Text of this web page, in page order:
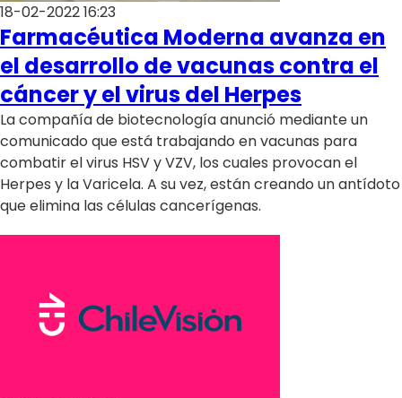
18-02-2022 16:23
Farmacéutica Moderna avanza en
el desarrollo de vacunas contra el
cáncer y el virus del Herpes
La compañía de biotecnología anunció mediante un
comunicado que está trabajando en vacunas para
combatir el virus HSV y VZV, los cuales provocan el
Herpes y la Varicela. A su vez, están creando un antídoto
que elimina las células cancerígenas.